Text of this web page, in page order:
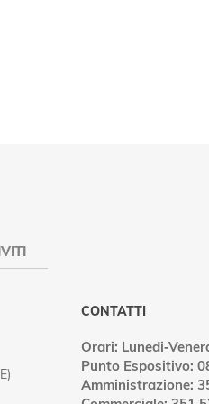
CONTATTI
Orari:
Punto Espositivo:
Amministrazione: